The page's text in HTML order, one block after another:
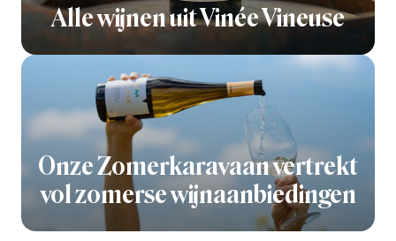
Alle wijnen uit Vinée Vineuse
Onze Zomerkaravaan vertrekt
vol zomerse wijnaanbiedingen